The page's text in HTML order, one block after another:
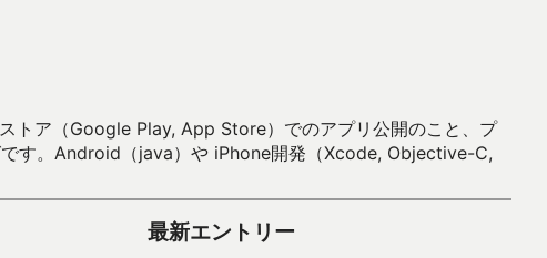
トア（Google Play, App Store）でのアプリ公開のこと、プ
す。Android（java）や iPhone開発（Xcode, Objective-C,
最新エントリー